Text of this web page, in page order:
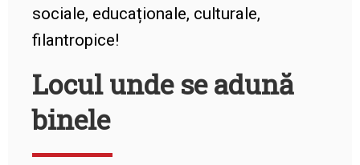
sociale, educaționale, culturale,
filantropice!
Locul unde se adună
binele